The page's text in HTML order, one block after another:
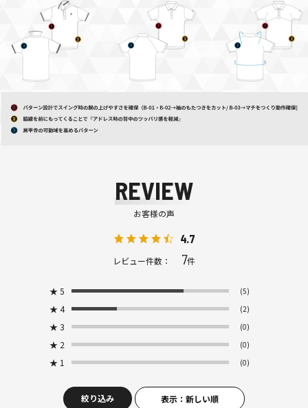
REVIEW
お客様の声
4.7
レビュー件数： 7件
★ 5 (5)
★ 4 (2)
★ 3 (0)
★ 2 (0)
★ 1 (0)
絞り込み 表示：新しい順